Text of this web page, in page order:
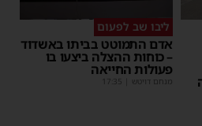
ליבו שב לפעום
אדם התמוטט בביתו באשדוד
– כוחות ההצלה ביצעו בו
פעולות החייאה
מנחם דויטש 17:35